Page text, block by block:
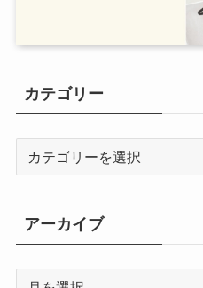
カテゴリー
ー
アーカイブ